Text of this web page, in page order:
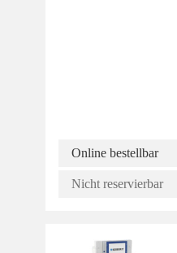
Online bestellbar
Nicht reservierbar